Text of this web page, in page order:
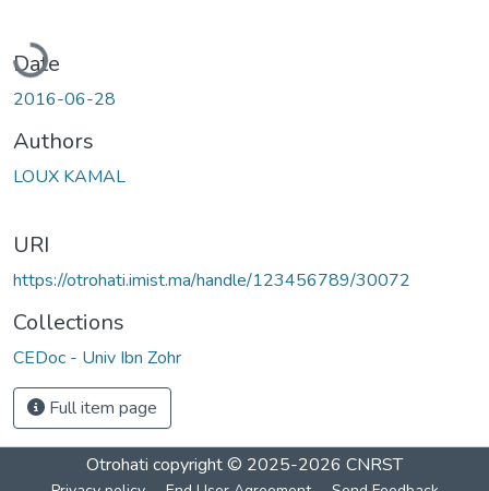
Loading...
Date
2016-06-28
Authors
LOUX KAMAL
URI
https://otrohati.imist.ma/handle/123456789/30072
Collections
CEDoc - Univ Ibn Zohr
Full item page
Otrohati copyright © 2025-2026 CNRST